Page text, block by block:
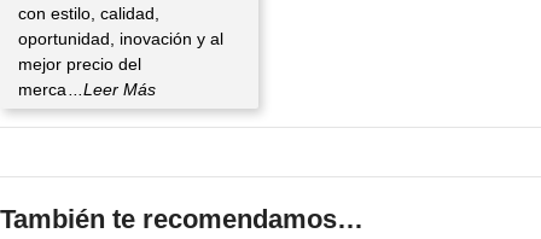
con estilo, calidad,
oportunidad, inovación y al
mejor precio del
merca
...Leer Más
También te recomendamos…